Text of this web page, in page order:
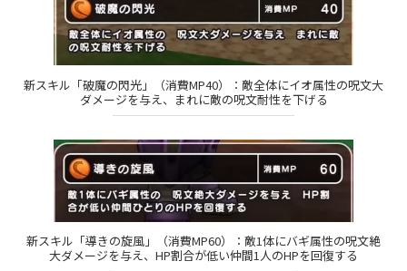
新スキル「破魔の閃光」（消費MP40）：敵全体にイオ属性の呪文大
ダメージを与え、まれに敵の呪文耐性を下げる
新スキル「導きの旋風」（消費MP60）：敵1体にバギ属性の呪文絶
大ダメージを与え、HP割合が低い仲間1人のHPを回復する